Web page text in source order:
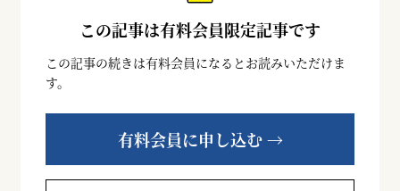
この記事は有料会員限定記事です
この記事の続きは有料会員になるとお読みいただけま
す。
有料会員に申し込む →